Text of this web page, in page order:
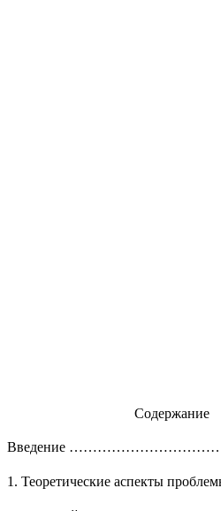
Содержание
Введение
1. Теоретические аспекты